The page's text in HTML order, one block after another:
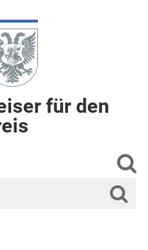
für den